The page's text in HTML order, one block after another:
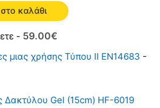
καλάθι
- 59 00€
μιας χρήσης Τύπου II EN14683 -
Δακτύλου Gel (15cm) HF-6019